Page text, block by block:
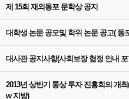
제 15회 재외동포 문학상 공지
대학생 논문 공모및 학위 논문 공고( 동
대사관 공지사항(사회보장 협정 안내 포
2013년 상반기 통상 투자 진흥회의 개
w 지방)